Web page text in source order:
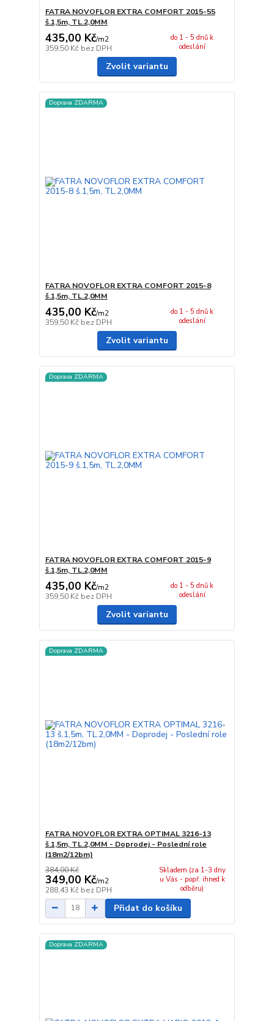
FATRA NOVOFLOR EXTRA COMFORT 2015-55
š.1,5m, TL.2,0MM
435,00 Kč/m2
359,50 Kč bez DPH
do 1 - 5 dnů k
odeslání
Zvolit variantu
Doprava ZDARMA
FATRA NOVOFLOR EXTRA COMFORT 2015-8
š.1,5m, TL.2,0MM
435,00 Kč/m2
359,50 Kč bez DPH
do 1 - 5 dnů k
odeslání
Zvolit variantu
Doprava ZDARMA
FATRA NOVOFLOR EXTRA COMFORT 2015-9
š.1,5m, TL.2,0MM
435,00 Kč/m2
359,50 Kč bez DPH
do 1 - 5 dnů k
odeslání
Zvolit variantu
Doprava ZDARMA
FATRA NOVOFLOR EXTRA OPTIMAL 3216-13
š.1,5m, TL.2,0MM - Doprodej - Poslední role
(18m2/12bm)
384,00 Kč
349,00 Kč/m2
288,43 Kč bez DPH
Skladem (za 1-3 dny
u Vás - popř. ihned k
odběru)
Přidat do košíku
Doprava ZDARMA